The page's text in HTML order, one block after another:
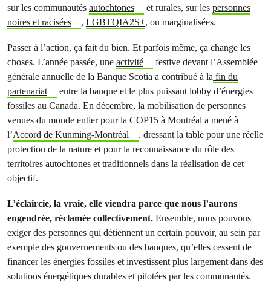
sur les communautés autochtones et rurales, sur les personnes
noires et racisées
, LGBTQIA2S+, ou marginalisées.
Passer à l’action, ça fait du bien. Et parfois même, ça change les
choses. L’année passée, une activité
festive devant l’Assemblée
générale annuelle de la Banque Scotia a contribué à la fin du
partenariat
entre la banque et le plus puissant lobby d’énergies
fossiles au Canada. En décembre, la mobilisation de personnes
venues du monde entier pour la COP15 à Montréal a mené à
l’Accord de Kunming-Montréal
, dressant la table pour une réelle
protection de la nature et pour la reconnaissance du rôle des
territoires autochtones et traditionnels dans la réalisation de cet
objectif.
L’éclaircie, la vraie, elle viendra parce que nous l’aurons
engendrée, réclamée collectivement. Ensemble, nous pouvons
exiger des personnes qui détiennent un certain pouvoir, au sein par
exemple des gouvernements ou des banques, qu’elles cessent de
financer les énergies fossiles et investissent plus largement dans des
solutions énergétiques durables et pilotées par les communautés.